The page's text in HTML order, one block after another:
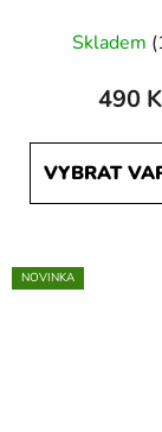
Skladem
490
VYBRAT
NOVINKA